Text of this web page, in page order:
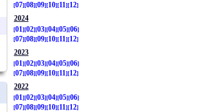
07 08 09 10 11
12
2024
01
02 03 04 05 06
07 08 09 10 11
12
2023
01
02 03 04 05 06
07 08 09 10 11
12
2022
01
02 03 04 05 06
07 08 09 10 11
12